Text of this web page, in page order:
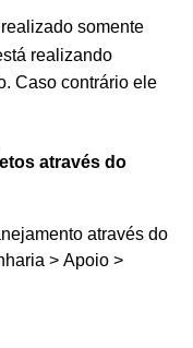
somente
realizando
Caso contrário ele
através do
através do
> Apoio >